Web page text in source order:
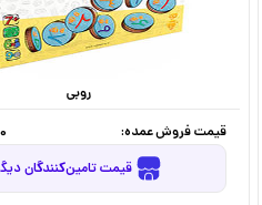
روبی
قیمت فروش عمده:
قیمت تامین‌کنندگان دیگر